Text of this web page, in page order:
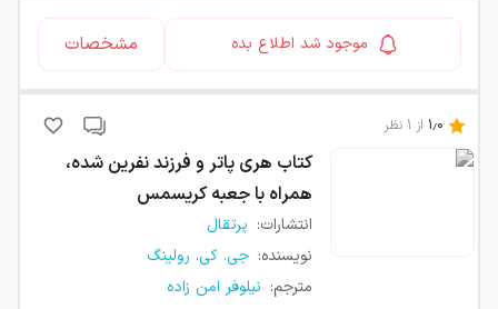
موجود شد اطلاع بده مشخصات
1.0 از 1 نظر
کتاب هری پاتر و فرزند نفرین شده،
همراه با جعبه کریسمس
انتشارات: پرتقال
نویسنده: جی. کی. رولینگ
مترجم: نیلوفر امن زاده